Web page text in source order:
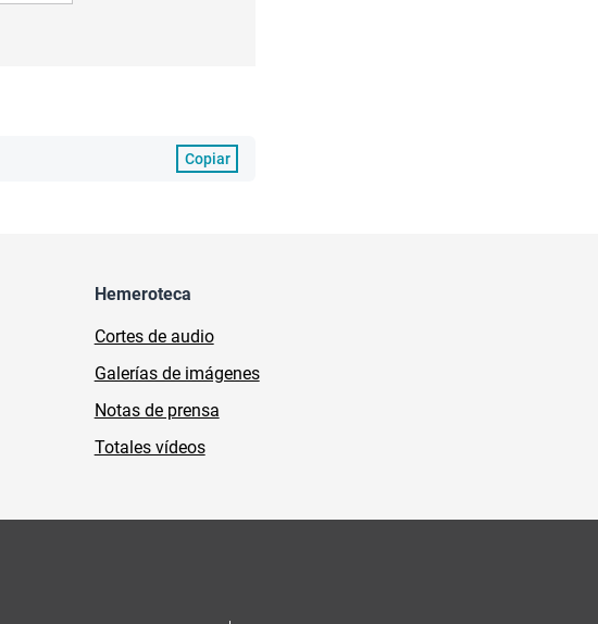
Copiar
Hemeroteca
Cortes de audio
Galerías de imágenes
Notas de prensa
Totales vídeos